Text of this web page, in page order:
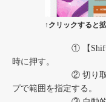
↑クリックすると
① 【Shiftキー】
時に押す。
② 切り取りたい
プで範囲を指定する。